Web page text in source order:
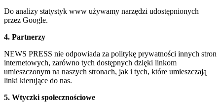
Do analizy statystyk www używamy narzędzi udostępnionych
przez Google.
4. Partnerzy
NEWS PRESS nie odpowiada za politykę prywatności innych stron
internetowych, zarówno tych dostępnych dzięki linkom
umieszczonym na naszych stronach, jak i tych, które umieszczają
linki kierujące do nas.
5. Wtyczki społecznościowe